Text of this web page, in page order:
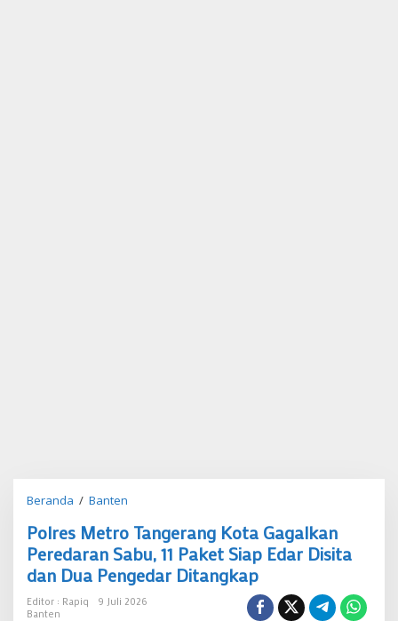
Beranda / Banten
Tangerang
Kota
Gagalkan
Peredaran
Sabu,
Polres Metro Tangerang Kota Gagalkan
Peredaran Sabu, 11 Paket Siap Edar Disita
dan Dua Pengedar Ditangkap
Editor : Rapiq
9 Juli 2026
Banten